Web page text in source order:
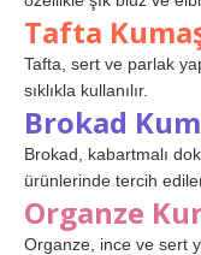
Tafta
Tafta, sert ve parlak
sıklıkla kullanılır.
Brokad
Brokad, kabartmalı
ürünlerinde tercih
Organze
Organze, ince ve sert